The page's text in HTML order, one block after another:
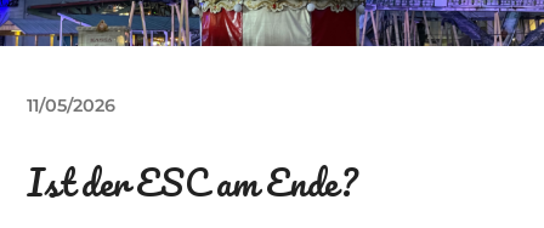
11/05/2026
Ist der ESC am Ende?